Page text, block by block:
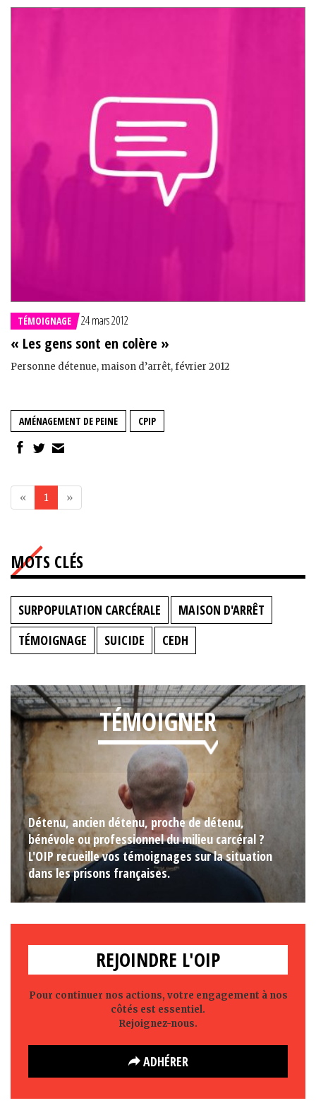
TÉMOIGNAGE 24 mars 2012
« Les gens sont en colère »
Personne détenue, maison d’arrêt, février 2012
AMÉNAGEMENT DE PEINE CPIP
« 1 »
MOTS CLÉS
SURPOPULATION CARCÉRALE
MAISON D'ARRÊT
TÉMOIGNAGE
SUICIDE CEDH
TÉMOIGNER
Détenu, ancien détenu, proche de détenu,
bénévole ou professionnel du milieu carcéral ?
L'OIP recueille vos témoignages sur la situation
dans les prisons françaises.
REJOINDRE L'OIP
Pour continuer nos actions, votre engagement à nos
côtés est essentiel.
Rejoignez-nous.
ADHÉRER